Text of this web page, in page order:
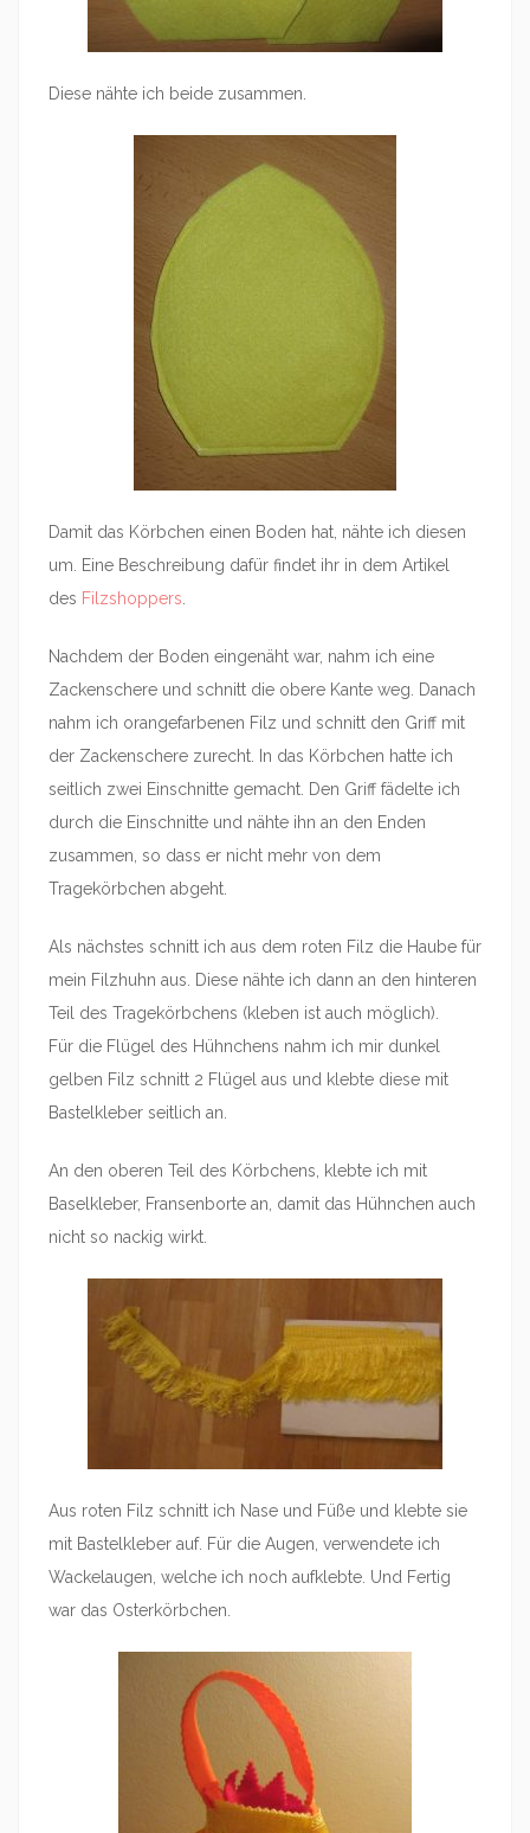
Diese nähte ich beide zusammen.
Damit das Körbchen einen Boden hat, nähte ich diesen
um. Eine Beschreibung dafür findet ihr in dem Artikel
des Filzshoppers
Nachdem der Boden eingenäht war, nahm ich eine
Zackenschere und schnitt die obere Kante weg. Danach
nahm ich orangefarbenen Filz und schnitt den Griff mit
der Zackenschere zurecht. In das Körbchen hatte ich
seitlich zwei Einschnitte gemacht. Den Griff fädelte ich
durch die Einschnitte und nähte ihn an den Enden
zusammen, so dass er nicht mehr von dem
Tragekörbchen abgeht.
Als nächstes schnitt ich aus dem roten Filz die Haube für
mein Filzhuhn aus. Diese nähte ich dann an den hinteren
Teil des Tragekörbchens (kleben ist auch möglich).
Für die Flügel des Hühnchens nahm ich mir dunkel
gelben Filz schnitt 2 Flügel aus und klebte diese mit
Bastelkleber seitlich an.
An den oberen Teil des Körbchens, klebte ich mit
Baselkleber, Fransenborte an, damit das Hühnchen auch
nicht so nackig wirkt.
Aus roten Filz schnitt ich Nase und Füße und klebte sie
mit Bastelkleber auf. Für die Augen, verwendete ich
Wackelaugen, welche ich noch aufklebte. Und Fertig
war das Osterkörbchen.